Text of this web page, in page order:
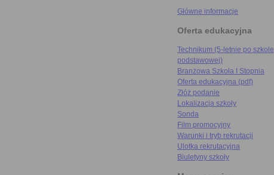
Główne informacje
Oferta edukacyjna
Technikum (5-letnie po szkole
podstawowej)
Branżowa Szkoła I Stopnia
Oferta edukacyjna (pdf)
Złóż podanie
Lokalizacja szkoły
Sonda
Film promocyjny
Warunki i tryb rekrutacji
Ulotka rekrutacyjna
Biuletyny szkoły